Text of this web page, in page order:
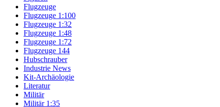
Flugzeuge
Flugzeuge 1:100
Flugzeuge 1:32
Flugzeuge 1:48
Flugzeuge 1:72
Flugzeuge 144
Hubschrauber
Industrie News
Kit-Archäologie
Literatur
Militär
Militär 1:35